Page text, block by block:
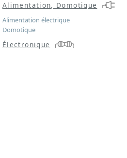
Alimentation, Domotique
Alimentation électrique
Domotique
Électronique